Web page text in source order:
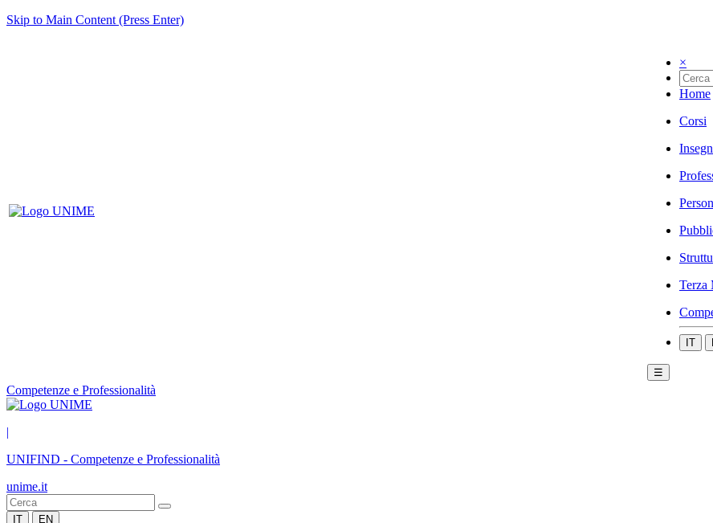
Skip to Main Content (Press Enter)
×
Home
Corsi
Terza
IT
☰
Competenze e Professionalità
|
UNIFIND - Competenze e Professionalità
unime.it
IT EN